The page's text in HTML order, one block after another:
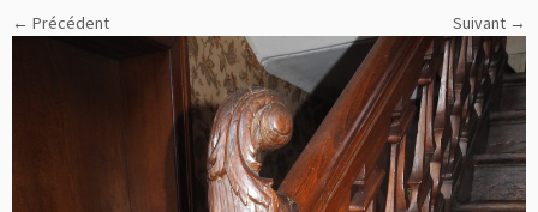
← Précédent Suivant →